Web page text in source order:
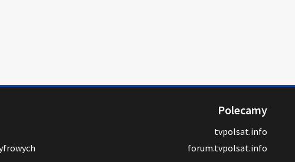
Polecamy
tvpolsat.info
forum.tvpolsat.info